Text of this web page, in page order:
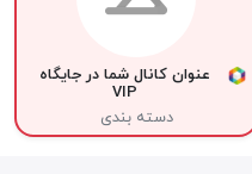
عنوان کانال شما در جایگاه
VIP
دسته بندی